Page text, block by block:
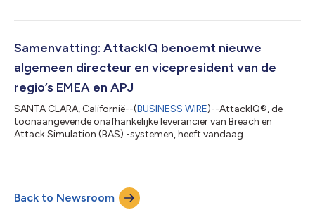
mogelijk maakt om aanvallen te detecteren die de bestaande
de nieuwste bedreigingen te garanderen. “In de hypercomplexe
dreigingsomgeving van vandaag mo...
Samenvatting: AttackIQ benoemt nieuwe
algemeen directeur en vicepresident van de
regio’s EMEA en APJ
SANTA CLARA, Californië--(BUSINESS WIRE)--AttackIQ®, de
toonaangevende onafhankelijke leverancier van Breach en
Attack Simulation (BAS) -systemen, heeft vandaag
Brewer verantwoordelijk zijn voor het ontwikkelen van de
strategie om de aanwezigheid van AttackIQ in de regio’s uit te
breiden, inclusief het leveren van I...
Back to Newsroom